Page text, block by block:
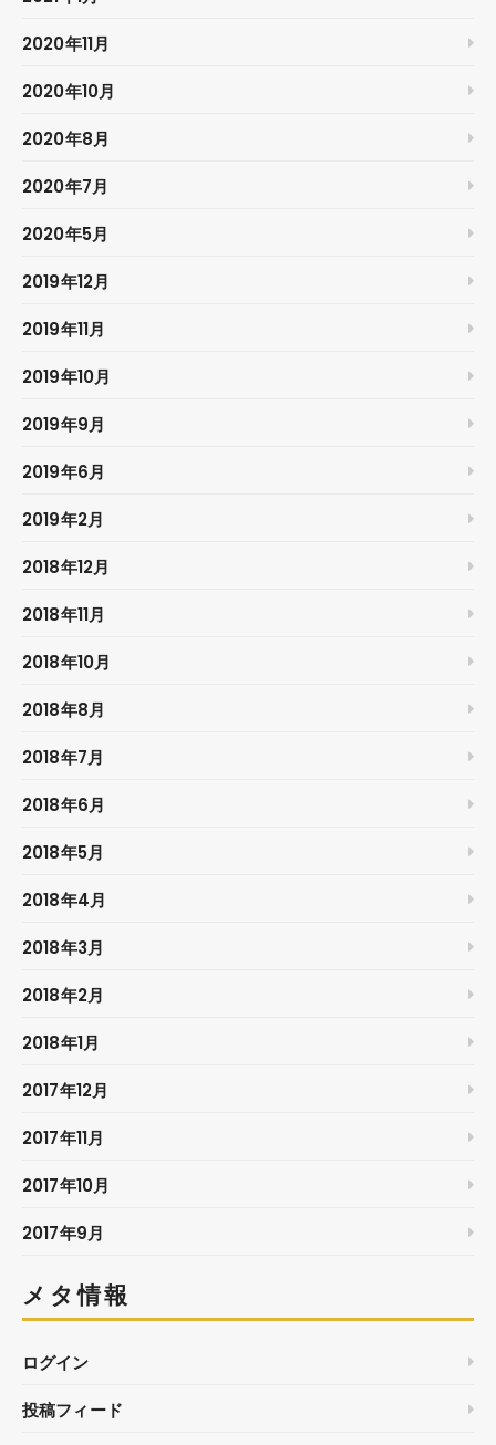
2020年11月
2020年10月
2020年8月
2020年7月
2020年5月
2019年12月
2019年11月
2019年10月
2019年9月
2019年6月
2019年2月
2018年12月
2018年11月
2018年10月
2018年8月
2018年7月
2018年6月
2018年5月
2018年4月
2018年3月
2018年2月
2018年1月
2017年12月
2017年11月
2017年10月
2017年9月
メタ情報
ログイン
投稿フィード